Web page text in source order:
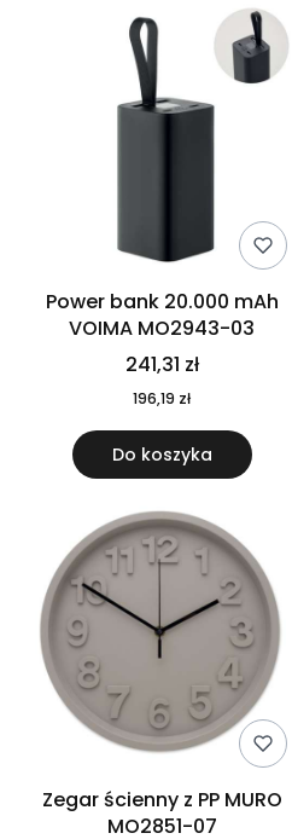
Power bank 20.000 mAh
VOIMA MO2943-03
241,31 zł
196,19 zł
Do koszyka
Zegar ścienny z PP MURO
MO2851-07